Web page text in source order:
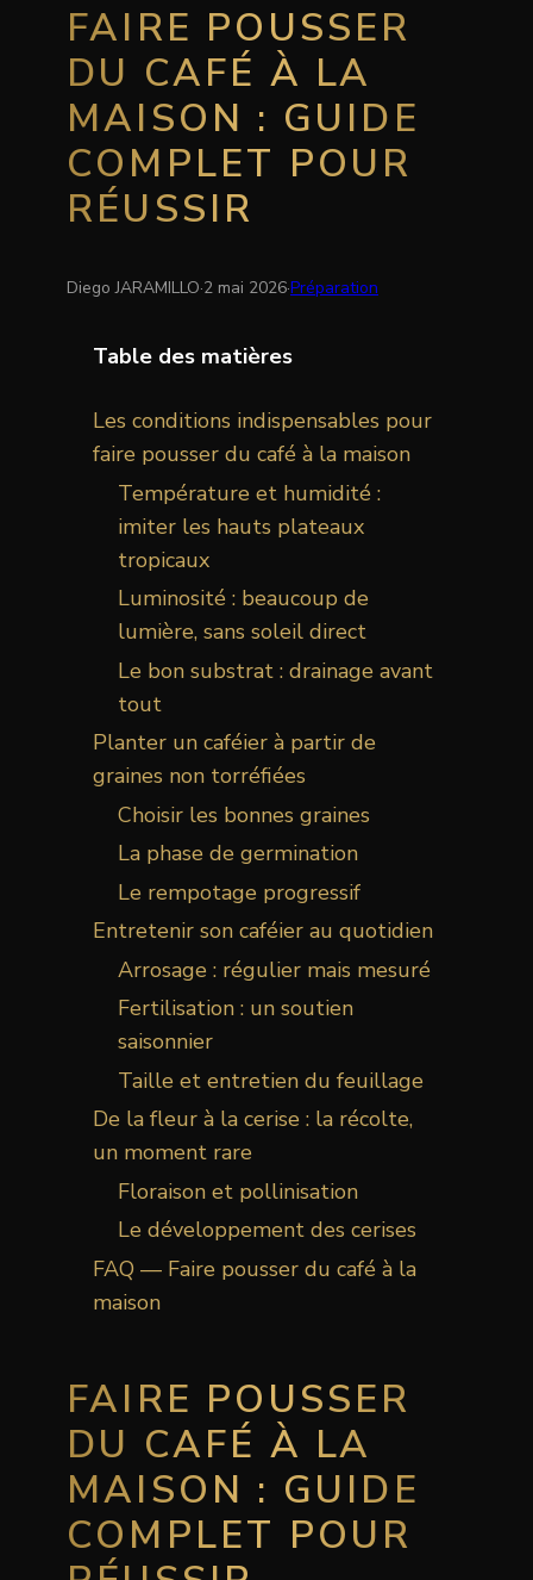
FAIRE POUSSER
DU CAFÉ À LA
MAISON : GUIDE
COMPLET POUR
RÉUSSIR
Diego JARAMILLO·2 mai 2026·Préparation
Table des matières
Les conditions indispensables pour
faire pousser du café à la maison
Température et humidité :
imiter les hauts plateaux
tropicaux
Luminosité : beaucoup de
lumière, sans soleil direct
Le bon substrat : drainage avant
tout
Planter un caféier à partir de
graines non torréfiées
Choisir les bonnes graines
La phase de germination
Le rempotage progressif
Entretenir son caféier au quotidien
Arrosage : régulier mais mesuré
Fertilisation : un soutien
saisonnier
Taille et entretien du feuillage
De la fleur à la cerise : la récolte,
un moment rare
Floraison et pollinisation
Le développement des cerises
FAQ — Faire pousser du café à la
maison
FAIRE POUSSER
DU CAFÉ À LA
MAISON : GUIDE
COMPLET POUR